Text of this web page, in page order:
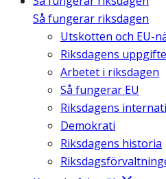
Så fungerar riksdagen
Utskotten och EU-
Riksdagens
Arbetet i riksdagen
Så fungerar EU
Riksdagens
Demokrati
Riksdagens historia